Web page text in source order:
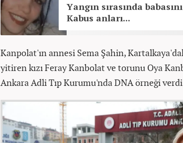
Yangın sırasında
Kabus anları...
Kanpolat'ın annesi Sema Şahin,
yitiren kızı Feray Kanbolat ve torunu Oya
Ankara Adli Tıp Kurumu'nda DNA örneği